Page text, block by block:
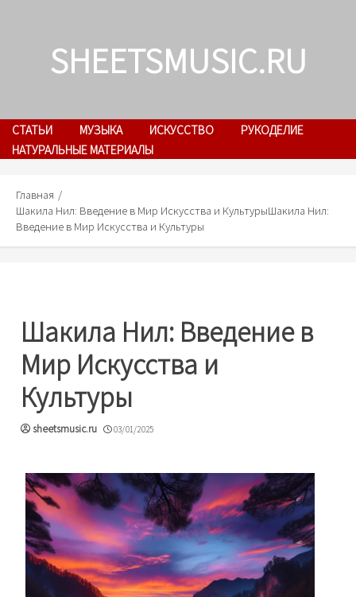
SHEETSMUSIC.RU
СТАТЬИ МУЗЫКА ИСКУССТВО
РУКОДЕЛИЕ
НАТУРАЛЬНЫЕ МАТЕРИАЛЫ
Главная
Шакила Нил: Введение в Мир Искусства и КультурыШакила Нил:
Введение в Мир Искусства и Культуры
Шакила Нил: Введение в
Мир Искусства и
Культуры
sheetsmusic.ru 03/01/2025